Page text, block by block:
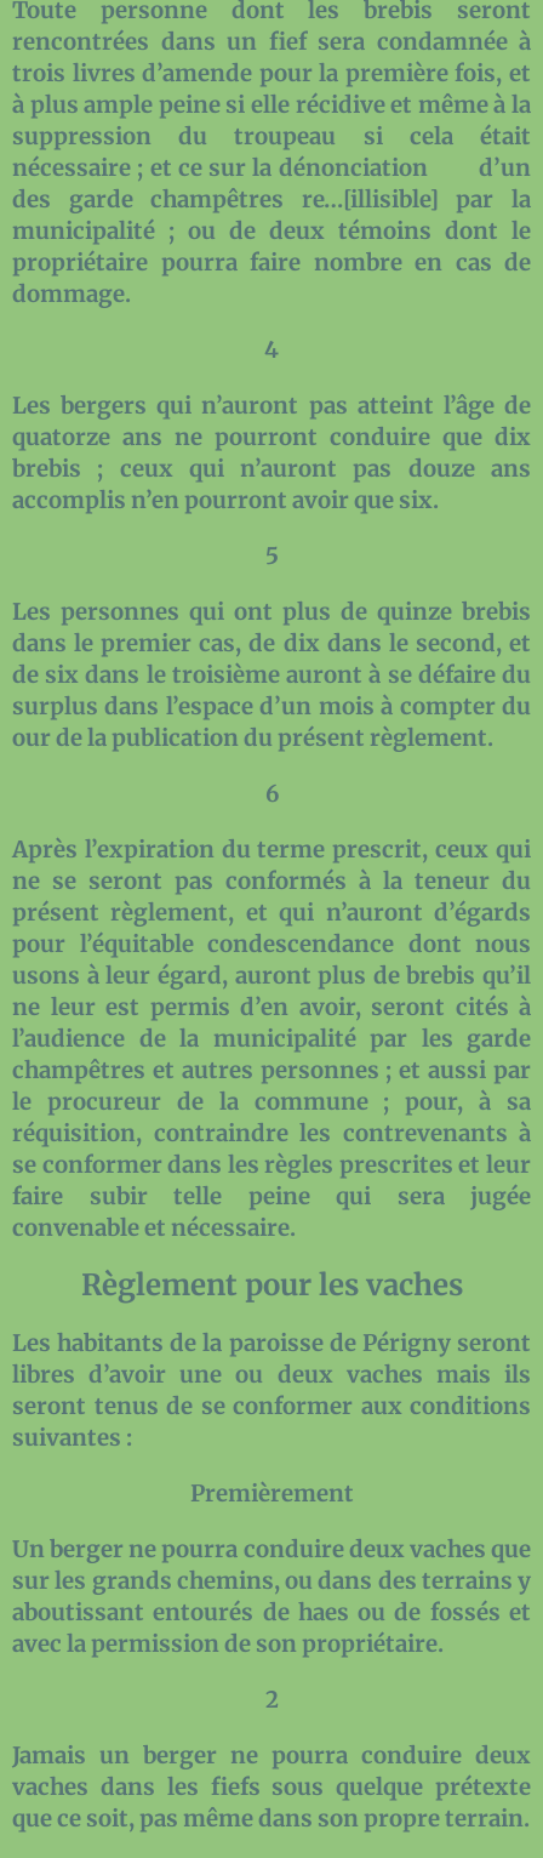
Toute personne dont les brebis seront
rencontrées dans un fief sera condamnée à
trois livres d’amende pour la première fois, et
à plus ample peine si elle récidive et même à la
suppression du troupeau si cela était
nécessaire ; et ce sur la dénonciation
d’un
des garde champêtres re…[illisible] par la
municipalité ; ou de deux témoins dont le
propriétaire pourra faire nombre en cas de
dommage.
4
Les bergers qui n’auront pas atteint l’âge de
quatorze ans ne pourront conduire que dix
brebis ; ceux qui n’auront pas douze ans
accomplis n’en pourront avoir que six.
5
Les personnes qui ont plus de quinze brebis
dans le premier cas, de dix dans le second, et
de six dans le troisième auront à se défaire du
surplus dans l’espace d’un mois à compter du
our de la publication du présent règlement.
6
Après l’expiration du terme prescrit, ceux qui
ne se seront pas conformés à la teneur du
présent règlement, et qui n’auront d’égards
pour l’équitable condescendance dont nous
usons à leur égard, auront plus de brebis qu’il
ne leur est permis d’en avoir, seront cités à
l’audience de la municipalité par les garde
champêtres et autres personnes ; et aussi par
le procureur de la commune ; pour, à sa
réquisition, contraindre les contrevenants à
se conformer dans les règles prescrites et leur
faire subir telle peine qui sera jugée
convenable et nécessaire.
Règlement pour les vaches
Les habitants de la paroisse de Périgny seront
libres d’avoir une ou deux vaches mais ils
seront tenus de se conformer aux conditions
suivantes :
Premièrement
Un berger ne pourra conduire deux vaches que
sur les grands chemins, ou dans des terrains y
aboutissant entourés de haes ou de fossés et
avec la permission de son propriétaire.
2
Jamais un berger ne pourra conduire deux
vaches dans les fiefs sous quelque prétexte
que ce soit, pas même dans son propre terrain.